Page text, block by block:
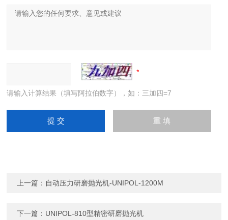
请输入计算结果（填写阿拉伯数字），如：三加四=7
上一篇： 自动压力研磨抛光机-UNIPOL-1200M
下一篇： UNIPOL-810型精密研磨抛光机